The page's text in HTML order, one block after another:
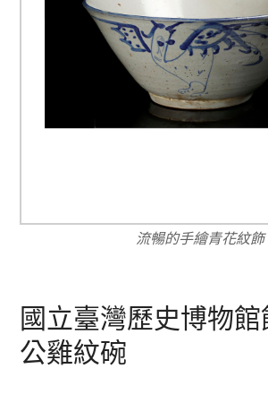
流暢的手繪青花紋飾
國立臺灣歷史博物
公雞紋碗